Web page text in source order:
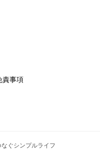
責事項
ぐシンプルライフ